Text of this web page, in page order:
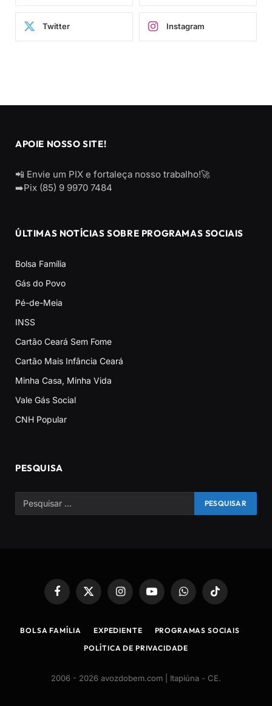
Twitter Instagram
APOIE NOSSO SITE!
📲 Envie um PIX e fortaleça nosso trabalho!🚀
➡️Pix (85) 9 9970 7484
ÚLTIMAS NOTÍCIAS SOBRE PROGRAMAS SOCIAIS
Bolsa Família
Gás do Povo
Pé-de-Meia
INSS
Cartão Ceará Sem Fome
Cartão Mais Infância Ceará
Minha Casa, Minha Vida
Vale Gás Social
CNH Popular
PESQUISA
Facebook
X
(Twitter)
InstagramYouTubeWhatsAppTikTok
BOLSA FAMÍLIA EXPEDIENTE
PROGRAMAS SOCIAIS
POLÍTICA DE PRIVACIDADE
2006 - 2026 avozdobem.com | Itapiúna - CE.